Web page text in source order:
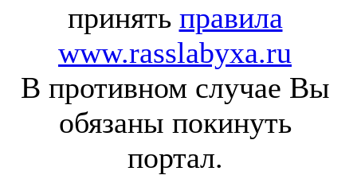
принять правила
www.rasslabyxa.ru
В противном случае Вы
обязаны покинуть
портал.